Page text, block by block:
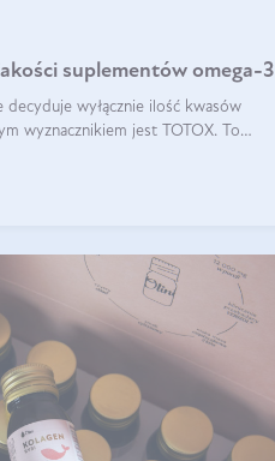
suplementów omega-3
wyłącznie ilość kwasów
wyznacznikiem jest TOTOX. To